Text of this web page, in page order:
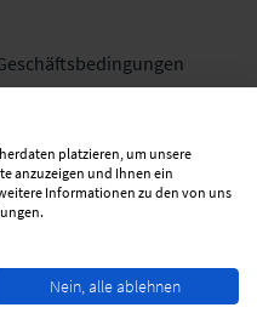
platzieren, um unsere
anzuzeigen und Ihnen ein
Informationen zu den von uns
Nein, alle ablehnen